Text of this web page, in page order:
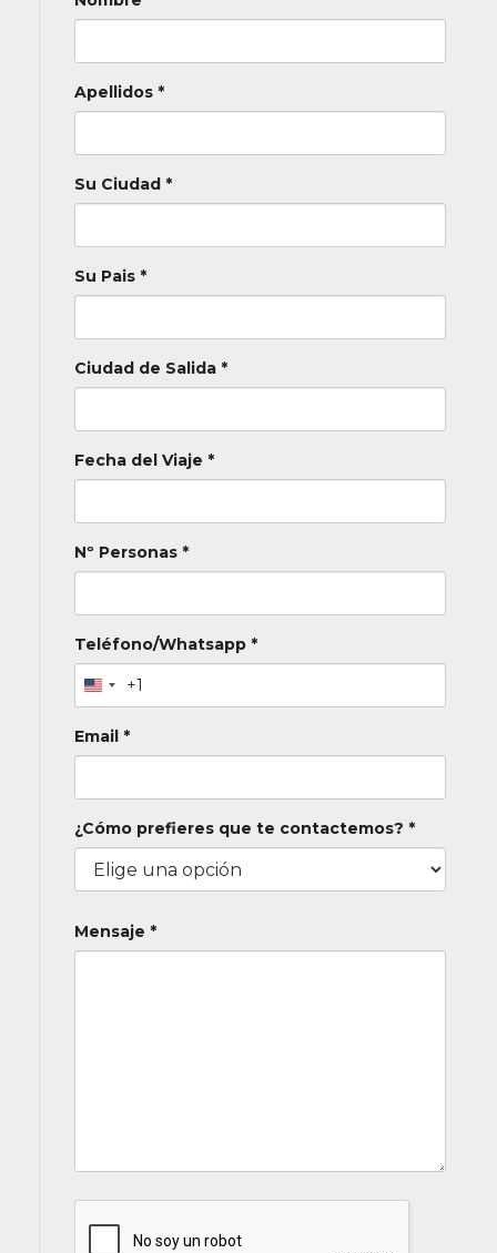
Apellidos *
Su Ciudad *
Su Pais *
Ciudad de Salida *
Fecha del Viaje *
Nº Personas *
Teléfono/Whatsapp *
+1
Email *
¿Cómo prefieres que te contactemos? *
Mensaje *